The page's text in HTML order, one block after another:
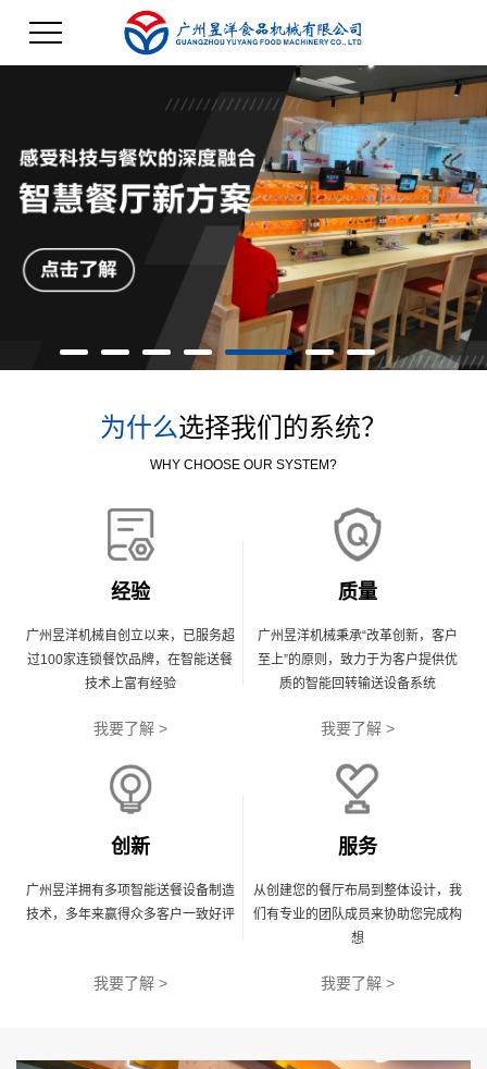
为什么选择我们的系统？
WHY CHOOSE OUR SYSTEM?
经验
广州昱洋机械自创立以来，已服务超
过100家连锁餐饮品牌，在智能送餐
技术上富有经验
我要了解 >
质量
广州昱洋机械秉承“改革创新，客户
至上”的原则，致力于为客户提供优
质的智能回转输送设备系统
我要了解 >
创新
广州昱洋拥有多项智能送餐设备制造
技术，多年来赢得众多客户一致好评
我要了解 >
服务
从创建您的餐厅布局到整体设计，我
们有专业的团队成员来协助您完成构
想
我要了解 >